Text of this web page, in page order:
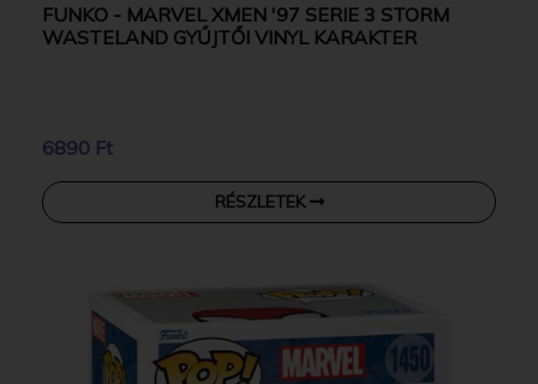
FUNKO - MARVEL XMEN '97 SERIE 3 STORM
WASTELAND GYŰJTŐI VINYL KARAKTER
6890 Ft
RÉSZLETEK